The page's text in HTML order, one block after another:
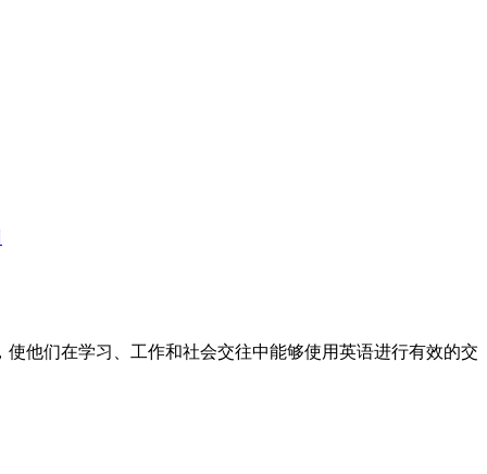
他们在学习、工作和社会交往中能够使用英语进行有效的交